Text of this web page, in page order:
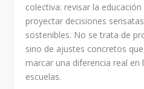
colectiva: revisar la
proyectar decisiones
sostenibles. No se trata de
sino de ajustes concretos
marcar una diferencia real en
escuelas.